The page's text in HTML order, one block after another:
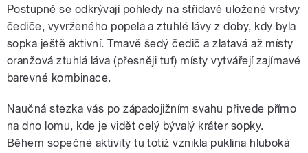
Postupně se odkrývají pohledy na střídavě uložené vrstvy
čediče, vyvrženého popela a ztuhlé lávy z doby, kdy byla
sopka ještě aktivní. Tmavě šedý čedič a zlatavá až místy
oranžová ztuhlá láva (přesněji tuf) místy vytvářejí zajímavé
barevné kombinace.
Naučná stezka vás po západojižním svahu přivede přímo
na dno lomu, kde je vidět celý bývalý kráter sopky.
Během sopečné aktivity tu totiž vznikla puklina hluboká